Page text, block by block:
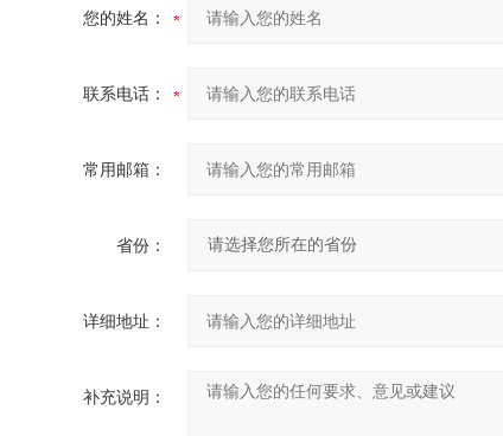
您的姓名：
联系电话：
常用邮箱：
省份：
详细地址：
补充说明：